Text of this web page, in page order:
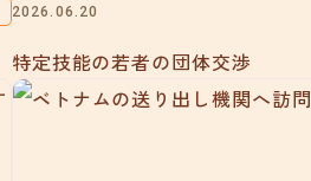
2026.06.20
特定技能の若者の団体交渉